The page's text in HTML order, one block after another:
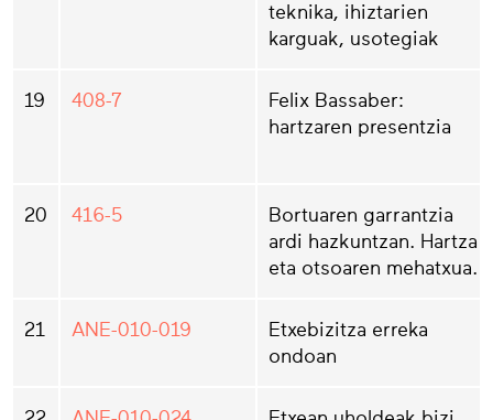
teknika, ihiztarien
karguak, usotegiak
19 408-7
Felix Bassaber:
hartzaren presentzia
20 416-5
Bortuaren garrantzia
ardi hazkuntzan. Hartza
eta otsoaren mehatxua.
21 ANE-010-019
Etxebizitza erreka
ondoan